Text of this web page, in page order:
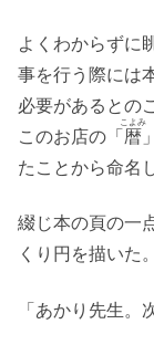
よくわからずに
事を行う際には
必要があるとの
このお店の「 暦
こよみ
たことから命名
綴じ本の頁の一
くり円を描いた。
「あかり先生。